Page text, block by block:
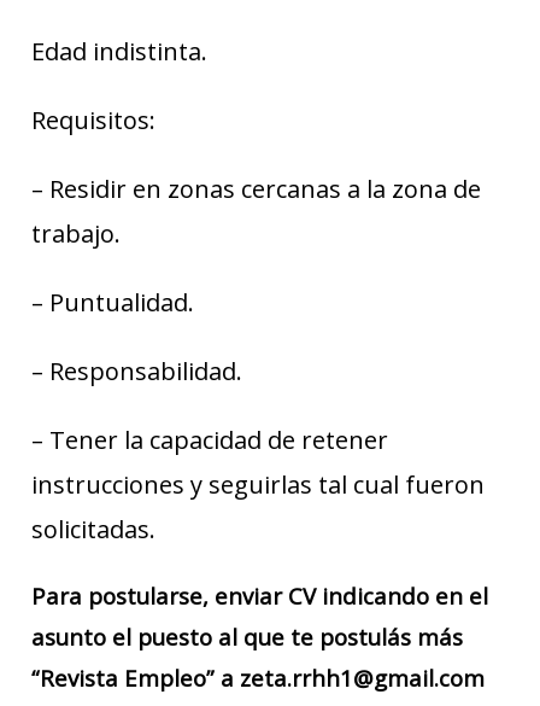
Edad indistinta.
Requisitos:
– Residir en zonas cercanas a la zona de
trabajo.
– Puntualidad.
– Responsabilidad.
– Tener la capacidad de retener
instrucciones y seguirlas tal cual fueron
solicitadas.
Para postularse, enviar CV indicando en el
asunto el puesto al que te postulás más
“Revista Empleo” a zeta.rrhh1@gmail.com